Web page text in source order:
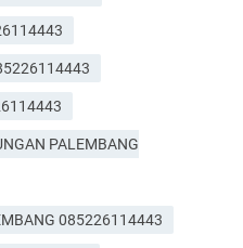
PALEMBANG
085226114443